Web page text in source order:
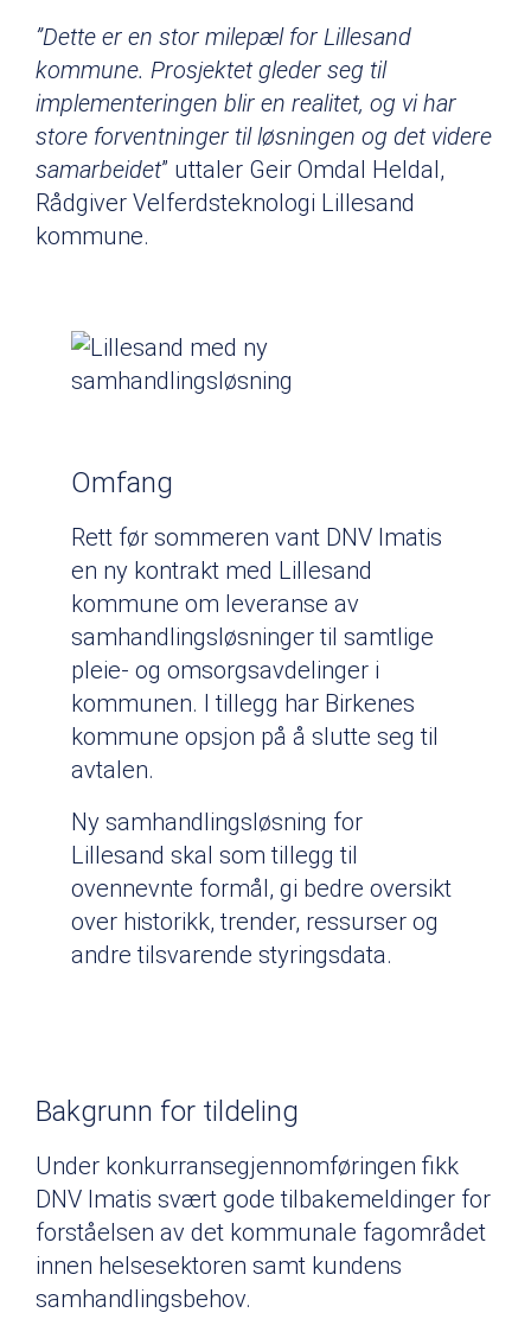
”Dette er en stor milepæl for Lillesand
kommune. Prosjektet gleder seg til
implementeringen blir en realitet, og vi har
store forventninger til løsningen og det videre
samarbeidet” uttaler Geir Omdal Heldal,
Rådgiver Velferdsteknologi Lillesand
kommune.
Omfang
Rett før sommeren vant DNV Imatis
en ny kontrakt med Lillesand
kommune om leveranse av
samhandlingsløsninger til samtlige
pleie- og omsorgsavdelinger i
kommunen. I tillegg har Birkenes
kommune opsjon på å slutte seg til
avtalen.
Ny samhandlingsløsning for
Lillesand skal som tillegg til
ovennevnte formål, gi bedre oversikt
over historikk, trender, ressurser og
andre tilsvarende styringsdata.
Bakgrunn for tildeling
Under konkurransegjennomføringen fikk
DNV Imatis svært gode tilbakemeldinger for
forståelsen av det kommunale fagområdet
innen helsesektoren samt kundens
samhandlingsbehov.